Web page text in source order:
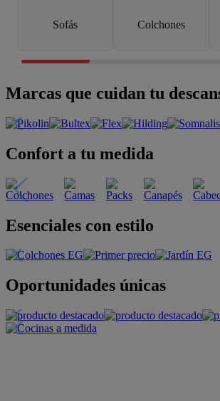
Sofás Colchones
Marcas que cuidan tu
Confort a tu medida
Esenciales con estilo
Oportunidades únicas